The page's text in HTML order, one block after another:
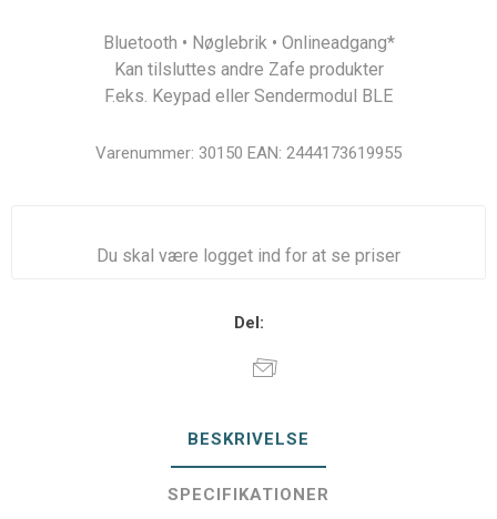
Bluetooth • Nøglebrik • Onlineadgang*
Kan tilsluttes andre Zafe produkter
F.eks. Keypad eller Sendermodul BLE
Varenummer: 30150 EAN: 2444173619955
Du skal være logget ind for at se priser
Del:
BESKRIVELSE
SPECIFIKATIONER